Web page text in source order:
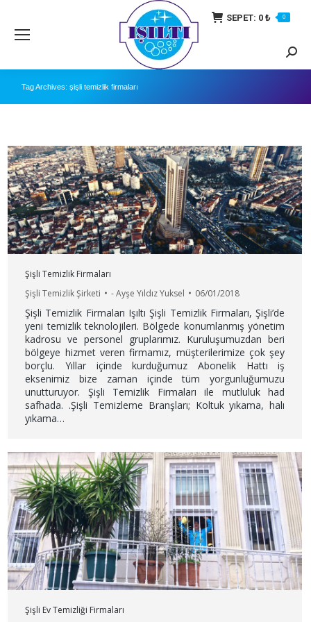
SEPET: 0 ₺ 0
Tag Archives:şişli temizlik firmaları
Şişli Temizlik Firmaları
Şişli Temizlik Şirketi
-Ayşe Yıldız Yuksel 06/01/2018
Şişli Temizlik Firmaları Işıltı Şişli Temizlik Firmaları, Şişli’de
yeni temizlik teknolojileri. Bölgede konumlanmış yönetim
kadrosu ve personel gruplarımız. Kuruluşumuzdan beri
bölgeye hizmet veren firmamız, müşterilerimize çok şey
borçlu. Yıllar içinde kurduğumuz Abonelik Hattı iş
eksenimiz bize zaman içinde tüm yorgunluğumuzu
unutturuyor. Şişli Temizlik Firmaları ile mutluluk had
safhada. .Şişli Temizleme Branşları; Koltuk yıkama, halı
yıkama…
Şişli Ev Temizliği Firmaları